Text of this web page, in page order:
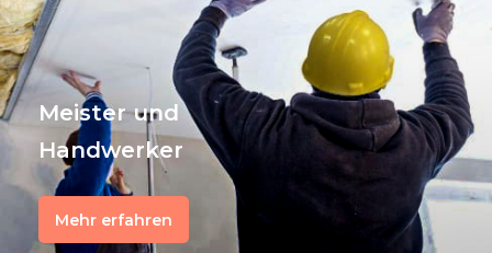
Meister und
Handwerker
Mehr erfahren